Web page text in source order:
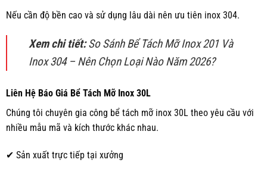
Nếu cần độ bền cao và sử dụng lâu dài nên ưu tiên inox 304.
Xem chi tiết:So Sánh Bể Tách Mỡ Inox 201 Và
Inox 304 – Nên Chọn Loại Nào Năm 2026?
Liên Hệ Báo Giá Bể Tách Mỡ Inox 30L
Chúng tôi chuyên gia công bể tách mỡ inox 30L theo yêu cầu với
nhiều mẫu mã và kích thước khác nhau.
✔ Sản xuất trực tiếp tại xưởng